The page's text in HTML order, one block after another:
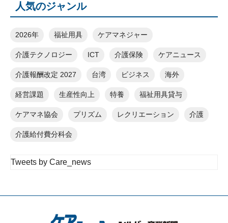
人気のジャンル
2026年 福祉用具 ケアマネジャー
介護テクノロジー ICT 介護保険 ケアニュース
介護報酬改定 2027 台湾 ビジネス 海外
経営課題 生産性向上 特養 福祉用具貸与
ケアマネ協会 プリズム レクリエーション 介護
介護給付費分科会
Tweets by Care_news